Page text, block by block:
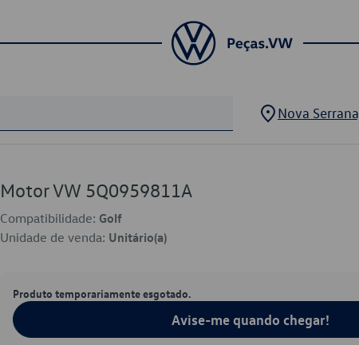
Nova Serrana
Motor VW 5Q0959811A
Compatibilidade: Golf
Unidade de venda: Unitário(a)
Produto temporariamente esgotado.
Avise-me quando chegar!